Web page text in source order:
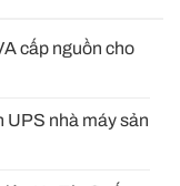
cấp nguồn cho
UPS nhà máy sản